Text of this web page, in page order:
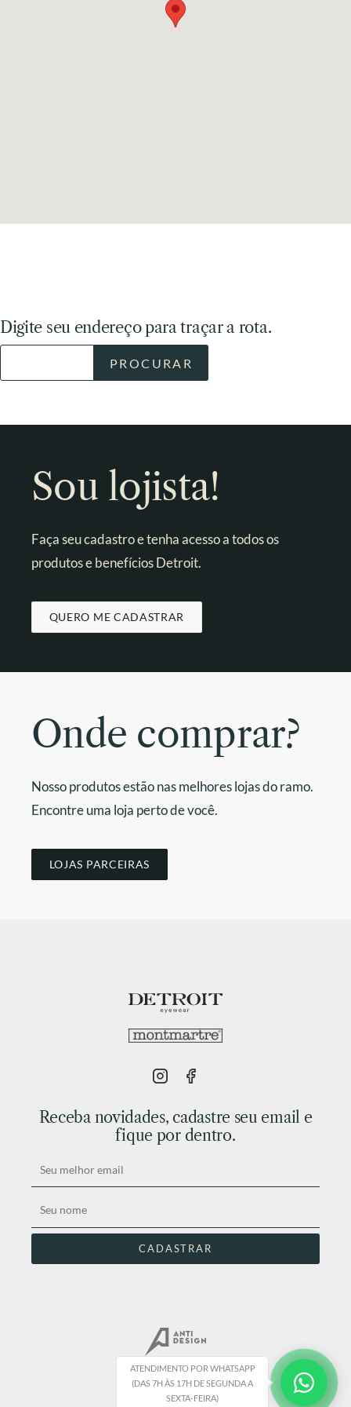
Digite seu endereço para traçar a rota.
Sou lojista!
Faça seu cadastro e tenha acesso a todos os
produtos e benefícios Detroit.
QUERO ME CADASTRAR
Onde comprar?
Nosso produtos estão nas melhores lojas do ramo.
Encontre uma loja perto de você.
LOJAS PARCEIRAS
ATENDIMENTO POR WHATSAPP
(DAS 7H ÀS 17H DE SEGUNDA A
SEXTA-FEIRA)
Receba novidades, cadastre seu email e
fique por dentro.